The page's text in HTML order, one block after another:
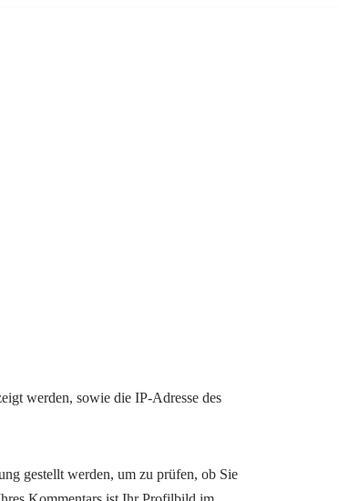
werden, sowie die IP-Adresse des
gestellt werden, um zu prüfen, ob Sie